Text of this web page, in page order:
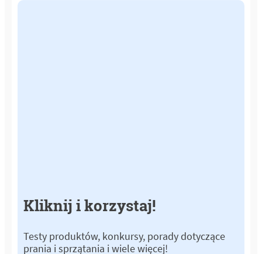
Kliknij i korzystaj!
Testy produktów, konkursy, porady dotyczące
prania i sprzątania i wiele więcej!